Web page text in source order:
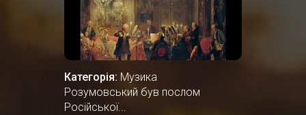
РОЗУМОВСЬКОМУ.
Категорія: Музика
Розумовський був послом
Російської...